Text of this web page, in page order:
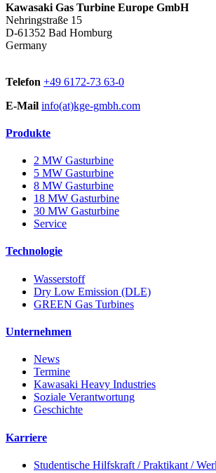
Kawasaki Gas Turbine Europe GmbH
Nehringstraße 15
D-61352 Bad Homburg
Germany
Telefon +49 6172-73 63-0
E-Mail info(at)kge-gmbh.com
Produkte
2 MW Gasturbine
5 MW Gasturbine
8 MW Gasturbine
18 MW Gasturbine
30 MW Gasturbine
Service
Technologie
Wasserstoff
Dry Low Emission (DLE)
GREEN Gas Turbines
Unternehmen
News
Termine
Kawasaki Heavy Industries
Soziale Verantwortung
Geschichte
Karriere
Studentische Hilfskraft / Praktikant /